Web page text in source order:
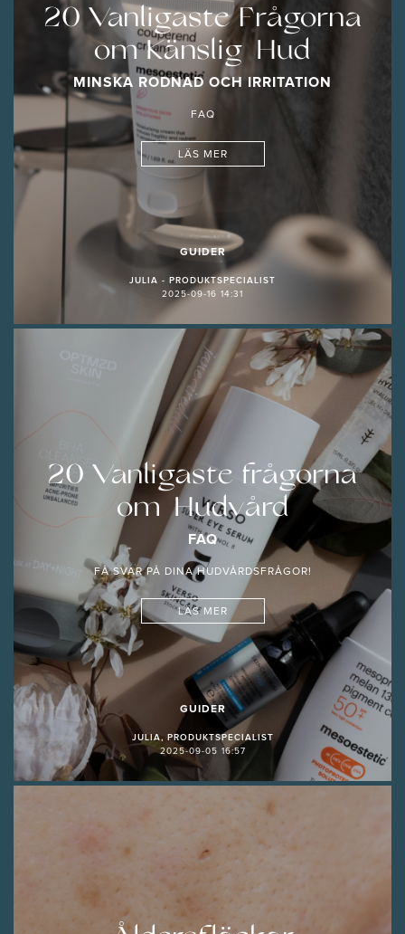
20 Vanligaste Frågorna
om Känslig Hud
MINSKA RODNAD OCH IRRITATION
FAQ
LÄS MER
GUIDER
JULIA - PRODUKTSPECIALIST
2025-09-16 14:31
20 Vanligaste frågorna
om Hudvård
FAQ
FÅ SVAR PÅ DINA HUDVÅRDSFRÅGOR!
LÄS MER
GUIDER
JULIA, PRODUKTSPECIALIST
2025-09-05 16:57